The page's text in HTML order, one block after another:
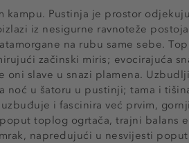
kampu. Pustinja je prostor
iz nesigurne ravnoteže
na rubu same sebe.
začinski miris; evocirajuća
slave u snazi plamena.
noć u šatoru u pustinji; tama i
i fascinira već prvim,
toplog ogrtača, trajni balans
napredujući u nesvijesti